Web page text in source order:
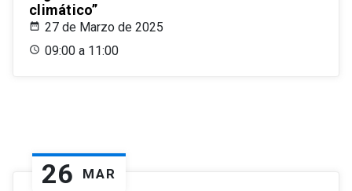
climático”
27 de Marzo de 2025
09:00 a 11:00
26 MAR